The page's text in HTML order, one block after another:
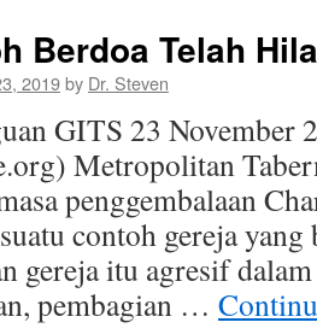
Berdoa Telah
2019by Dr. Steven
GITS 23 November
Metropolitan
penggembalaan
contoh gereja
gereja itu agresif
pembagian …